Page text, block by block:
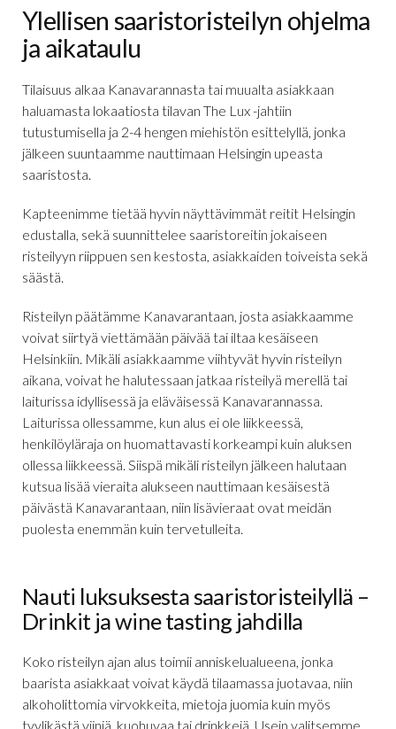
Ylellisen saaristoristeilyn ohjelma
ja aikataulu
Tilaisuus alkaa Kanavarannasta tai muualta asiakkaan
haluamasta lokaatiosta tilavan The Lux -jahtiin
tutustumisella ja 2-4 hengen miehistön esittelyllä, jonka
jälkeen suuntaamme nauttimaan Helsingin upeasta
saaristosta.
Kapteenimme tietää hyvin näyttävimmät reitit Helsingin
edustalla, sekä suunnittelee saaristoreitin jokaiseen
risteilyyn riippuen sen kestosta, asiakkaiden toiveista sekä
säästä.
Risteilyn päätämme Kanavarantaan, josta asiakkaamme
voivat siirtyä viettämään päivää tai iltaa kesäiseen
Helsinkiin. Mikäli asiakkaamme viihtyvät hyvin risteilyn
aikana, voivat he halutessaan jatkaa risteilyä merellä tai
laiturissa idyllisessä ja eläväisessä Kanavarannassa.
Laiturissa ollessamme, kun alus ei ole liikkeessä,
henkilöyläraja on huomattavasti korkeampi kuin aluksen
ollessa liikkeessä. Siispä mikäli risteilyn jälkeen halutaan
kutsua lisää vieraita alukseen nauttimaan kesäisestä
päivästä Kanavarantaan, niin lisävieraat ovat meidän
puolesta enemmän kuin tervetulleita.
Nauti luksuksesta saaristoristeilyllä –
Drinkit ja wine tasting jahdilla
Koko risteilyn ajan alus toimii anniskelualueena, jonka
baarista asiakkaat voivat käydä tilaamassa juotavaa, niin
alkoholittomia virvokkeita, mietoja juomia kuin myös
tyylikästä viiniä, kuohuvaa tai drinkkejä. Usein valitsemme